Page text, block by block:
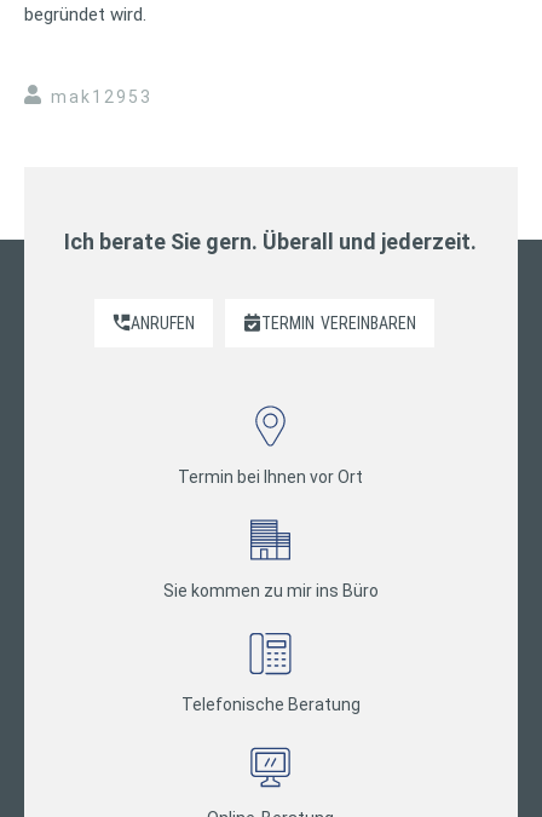
begründet wird.
mak12953
Ich berate Sie gern. Überall und jederzeit.
ANRUFEN TERMIN VEREINBAREN
Termin bei Ihnen vor Ort
Sie kommen zu mir ins Büro
Telefonische Beratung